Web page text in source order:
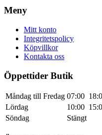
Meny
Mitt konto
Integritetspolicy
Köpvillkor
Kontakta oss
Öppettider Butik
Måndag till Fredag 07:00
Lördag
10:00
Söndag
Stängt